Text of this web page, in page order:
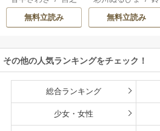
大尉に愛されるま
で～
みやこ
無料立読み
音さや/
無料立読み
その他の人気ランキングをチェック！
総合ランキング
少女・女性